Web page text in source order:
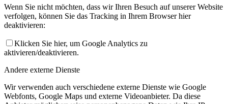
Wenn Sie nicht möchten, dass wir Ihren Besuch auf unserer Website
verfolgen, können Sie das Tracking in Ihrem Browser hier
deaktivieren:
Klicken Sie hier, um Google Analytics zu
aktivieren/deaktivieren.
Andere externe Dienste
Wir verwenden auch verschiedene externe Dienste wie Google
Webfonts, Google Maps und externe Videoanbieter. Da diese